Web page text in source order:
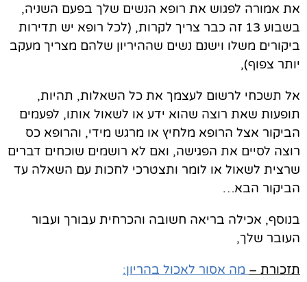
את אמורה לפגוש את רופא הנשים שלך בפעם השניה,
בשבוע 13 זה כבר צריך לקרות, (לכל רופא יש תדירות
ביקורים משלו וישנם נשים שההיריון שלהם מצריך מעקב
יותר צפוף),
אל תשכחי לרשום לעצמך את כל השאלות, תהיות,
תופעות שאת רוצה שהוא ידע או לשאול אותו, לפעמים
הביקור אצל הרופא מלחיץ או מרגש מידי, והרופא כס
רוצה לסיים את הפגישה, ואם לא רושמים שוכחים דברים
שרצית לשאול או לומר ותצטרכי לחכות עם השאלה עד
הביקור הבא…
בנוסף, אכילה בריאה חשובה והכרחית עבורך ועבור
העובר שלך,
תזכורת – מה אסור לאכול בהריון: